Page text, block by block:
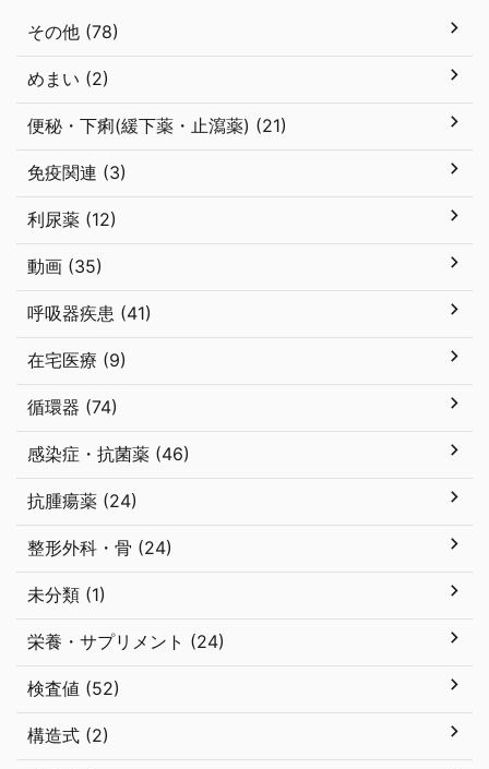
その他 (78)
めまい (2)
便秘・下痢(緩下薬・止瀉薬) (21)
免疫関連 (3)
利尿薬 (12)
動画 (35)
呼吸器疾患 (41)
在宅医療 (9)
循環器 (74)
感染症・抗菌薬 (46)
抗腫瘍薬 (24)
整形外科・骨 (24)
未分類 (1)
栄養・サプリメント (24)
検査値 (52)
構造式 (2)